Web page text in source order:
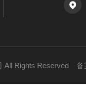
All Rights Reserved 备